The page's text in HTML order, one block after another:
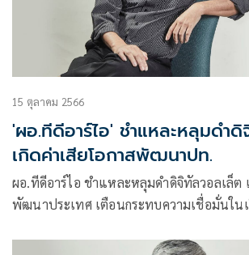
15 ตุลาคม 2566
'ผอ.ทีดีอาร์ไอ' ชำแหละหลุมดำ
เกิดค่าเสียโอกาสพัฒนาปท.
ผอ.ทีดีอาร์ไอ ชำแหละหลุมดำดิจิทัลวอลเล็ต
พัฒนาประเทศ เตือนกระทบความเชื่อมั่นในเ